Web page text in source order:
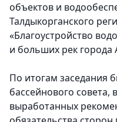
объектов и
Талдыкорганского
«Благоустройство
и больших рек города
По итогам заседания
бассейнового
выработанных